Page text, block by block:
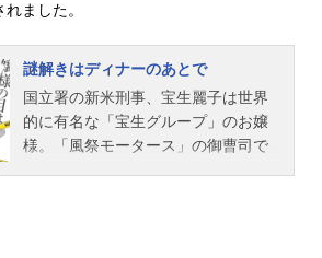
ました。
謎解きはディナーのあとで
国立署の新米刑事、宝生麗子は世界
的に有名な「宝生グループ」のお嬢
様。「風祭モータース」の御曹司で